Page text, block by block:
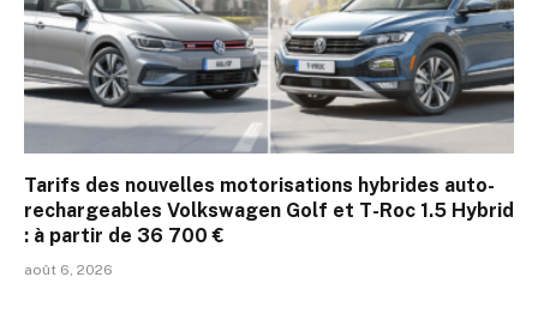
Tarifs des nouvelles motorisations hybrides auto-
rechargeables Volkswagen Golf et T-Roc 1.5 Hybrid
: à partir de 36 700 €
août 6, 2026